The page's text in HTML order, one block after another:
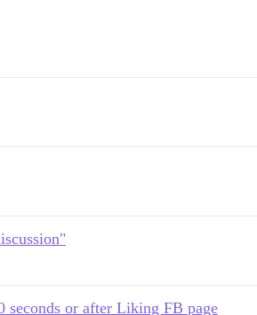
seconds or after Liking FB page